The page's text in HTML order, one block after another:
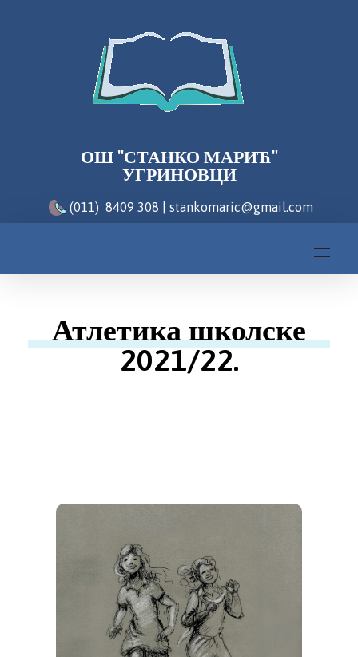
ОШ "СТАНКО МАРИЋ"
УГРИНОВЦИ
(011) 8409 308 | stankomaric@gmail.com
Атлетика школске
2021/22.